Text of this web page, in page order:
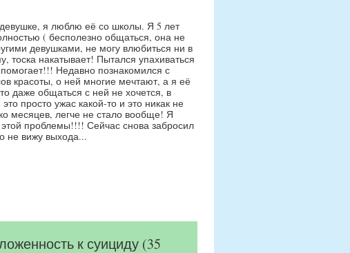
девушке, я люблю её со школы. Я 5 лет
( бесполезно общаться, она не
девушками, не могу влюбиться ни в
тоска накатывает! Пытался упахиваться
Недавно познакомился с
красоты, о ней многие мечтают, а я её
даже общаться с ней не хочется, в
просто ужас какой-то и это никак не
месяцев, легче не стало вообще! Я
проблемы!!!! Сейчас снова забросил
не вижу выхода...
к суициду (35